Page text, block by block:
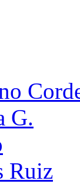
G.
Ruiz